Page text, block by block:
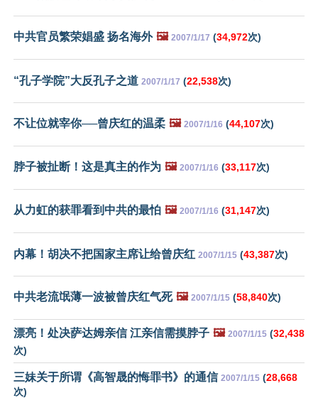
中共官员繁荣娼盛 扬名海外 🖼️ 2007/1/17 (34,972次)
“孔子学院”大反孔子之道 2007/1/17 (22,538次)
不让位就宰你──曾庆红的温柔 🖼️ 2007/1/16 (44,107次)
脖子被扯断！这是真主的作为 🖼️ 2007/1/16 (33,117次)
从力虹的获罪看到中共的最怕 🖼️ 2007/1/16 (31,147次)
内幕！胡决不把国家主席让给曾庆红 2007/1/15 (43,387次)
中共老流氓薄一波被曾庆红气死 🖼️ 2007/1/15 (58,840次)
漂亮！处决萨达姆亲信 江亲信需摸脖子 🖼️ 2007/1/15 (32,438
次)
三妹关于所谓《高智晟的悔罪书》的通信 2007/1/15 (28,668
次)